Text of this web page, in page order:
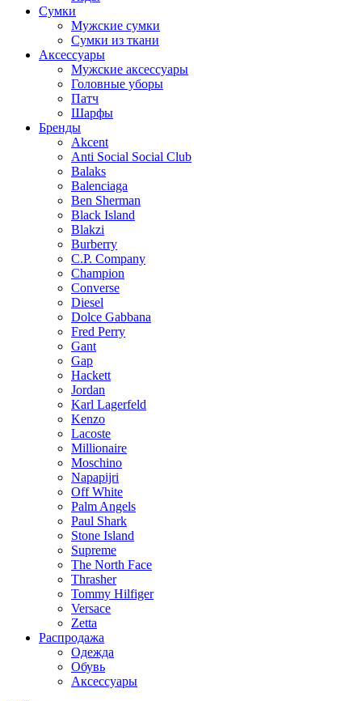
Сумки
Мужские сумки
Сумки из ткани
Аксессуары
Мужские аксессуары
Головные уборы
Патч
Шарфы
Бренды
Akcent
Anti Social Social Club
Balaks
Balenciaga
Ben Sherman
Black Island
Blakzi
Burberry
C.P. Company
Champion
Converse
Diesel
Dolce Gabbana
Fred Perry
Gant
Gap
Hackett
Jordan
Karl Lagerfeld
Kenzo
Lacoste
Millionaire
Moschino
Napapijri
Off White
Palm Angels
Paul Shark
Stone Island
Supreme
The North Face
Thrasher
Tommy Hilfiger
Versace
Zetta
Распродажа
Одежда
Обувь
Аксессуары